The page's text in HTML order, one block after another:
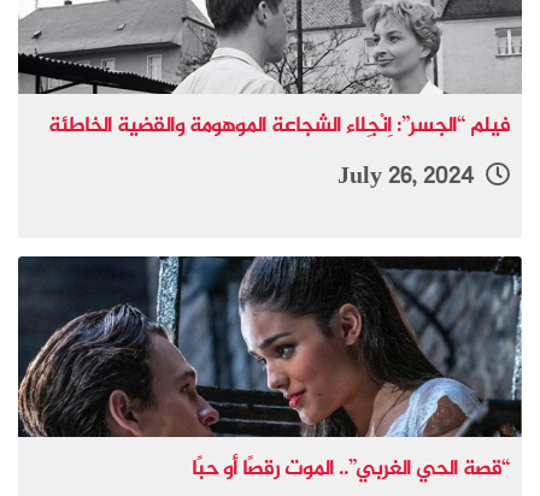
فيلم “الجسر”: اِنْجِلاء الشجاعة الموهومة والقضية الخاطئة
“قصة الحي الغربي”.. الموت رقصًا أو حبًا